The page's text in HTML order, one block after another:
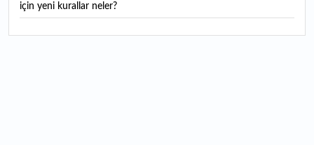
için yeni kurallar neler?
16:35 THY Temmuz rakamlarını açıkladı: Yolcu sayısı yüzde 5,4